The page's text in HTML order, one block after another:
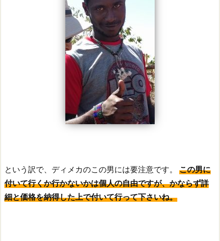
という訳で、ディメカのこの男には要注意です。
この男に
付いて行くか行かないかは個人の自由ですが、かならず詳
細と価格を納得した上で付いて行って下さいね。